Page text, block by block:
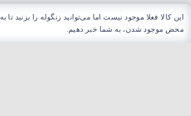
این کالا فعلا موجود نیست اما می‌توانید زنگوله را بزنید تا به
محض موجود شدن، به شما خبر دهیم.